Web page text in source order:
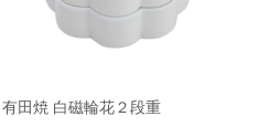
有田焼 白磁輪花２段重